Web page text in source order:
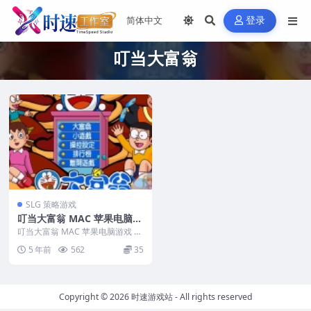
登录
叮当大富翁
SLG 策略游戏
叮当大富翁 MAC 苹果电脑游
戏 繁体中文版 支援10.13 10.
14 10.15 11 12
叮当大富翁 MAC 苹果电脑游戏 繁
体中文版 支援10.13 10.14 10....
5 年前 562 35
Copyright © 2026时速游戏站- All rights reserved